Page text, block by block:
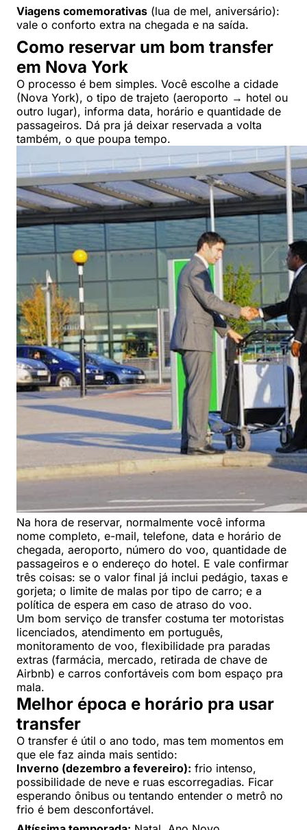
Viagens comemorativas (lua de mel, aniversário):
vale o conforto extra na chegada e na saída.
Como reservar um bom transfer
em Nova York
O processo é bem simples. Você escolhe a cidade
(Nova York), o tipo de trajeto (aeroporto → hotel ou
outro lugar), informa data, horário e quantidade de
passageiros. Dá pra já deixar reservada a volta
também, o que poupa tempo.
Na hora de reservar, normalmente você informa
nome completo, e-mail, telefone, data e horário de
chegada, aeroporto, número do voo, quantidade de
passageiros e o endereço do hotel. E vale confirmar
três coisas: se o valor final já inclui pedágio, taxas e
gorjeta; o limite de malas por tipo de carro; e a
política de espera em caso de atraso do voo.
Um bom serviço de transfer costuma ter motoristas
licenciados, atendimento em português,
monitoramento de voo, flexibilidade pra paradas
extras (farmácia, mercado, retirada de chave de
Airbnb) e carros confortáveis com bom espaço pra
mala.
Melhor época e horário pra usar
transfer
O transfer é útil o ano todo, mas tem momentos em
que ele faz ainda mais sentido:
Inverno (dezembro a fevereiro): frio intenso,
possibilidade de neve e ruas escorregadias. Ficar
esperando ônibus ou tentando entender o metrô no
frio é bem desconfortável.